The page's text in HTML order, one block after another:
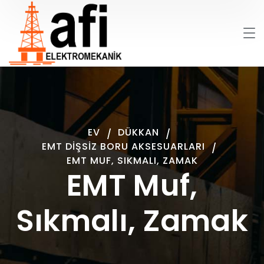
EMT Muf,
Sıkmalı, Zamak
EV
DÜKKAN
EMT DIŞSIZ BORU AKSESUARLARI
EMT MUF, SIKMALI, ZAMAK